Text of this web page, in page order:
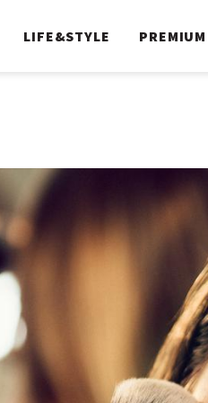
LIFE&STYLE PREMIUM